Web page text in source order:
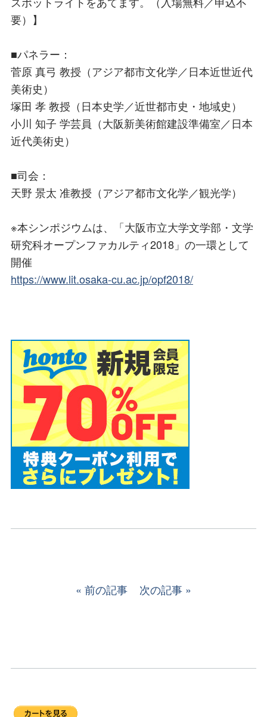
要）】
■パネラー：
菅原 真弓 教授（アジア都市文化学／日本近世近代
美術史）
塚田 孝 教授（日本史学／近世都市史・地域史）
小川 知子 学芸員（大阪新美術館建設準備室／日本
近代美術史）
■司会：
天野 景太 准教授（アジア都市文化学／観光学）
※本シンポジウムは、「大阪市立大学文学部・文学
研究科オープンファカルティ2018」の一環として
開催
https://www.lit.osaka-cu.ac.jp/opf2018/
前の記事 次の記事